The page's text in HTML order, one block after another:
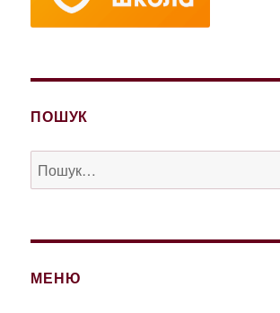
ПОШУК
Пошук
за
МЕНЮ